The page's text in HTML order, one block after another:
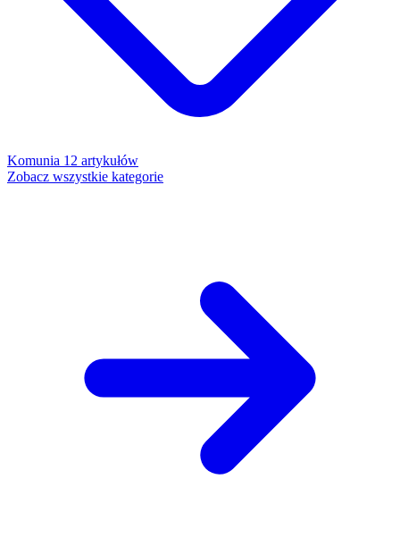
Komunia 12 artykułów
Zobacz wszystkie kategorie